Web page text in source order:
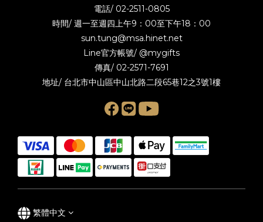
電話/ 02-2511-0805
時間/ 週一至週四上午9：00至下午18：00
sun.tung@msa.hinet.net
Line官方帳號/ @mygifts
傳真/ 02-2571-7691
地址/ 台北市中山區中山北路二段65巷12之3號1樓
繁體中文